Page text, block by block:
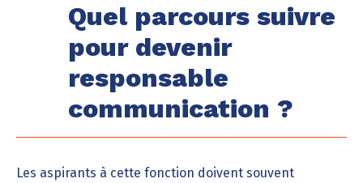
Quel parcours suivre
pour devenir
responsable
communication ?
Les aspirants à cette fonction doivent souvent